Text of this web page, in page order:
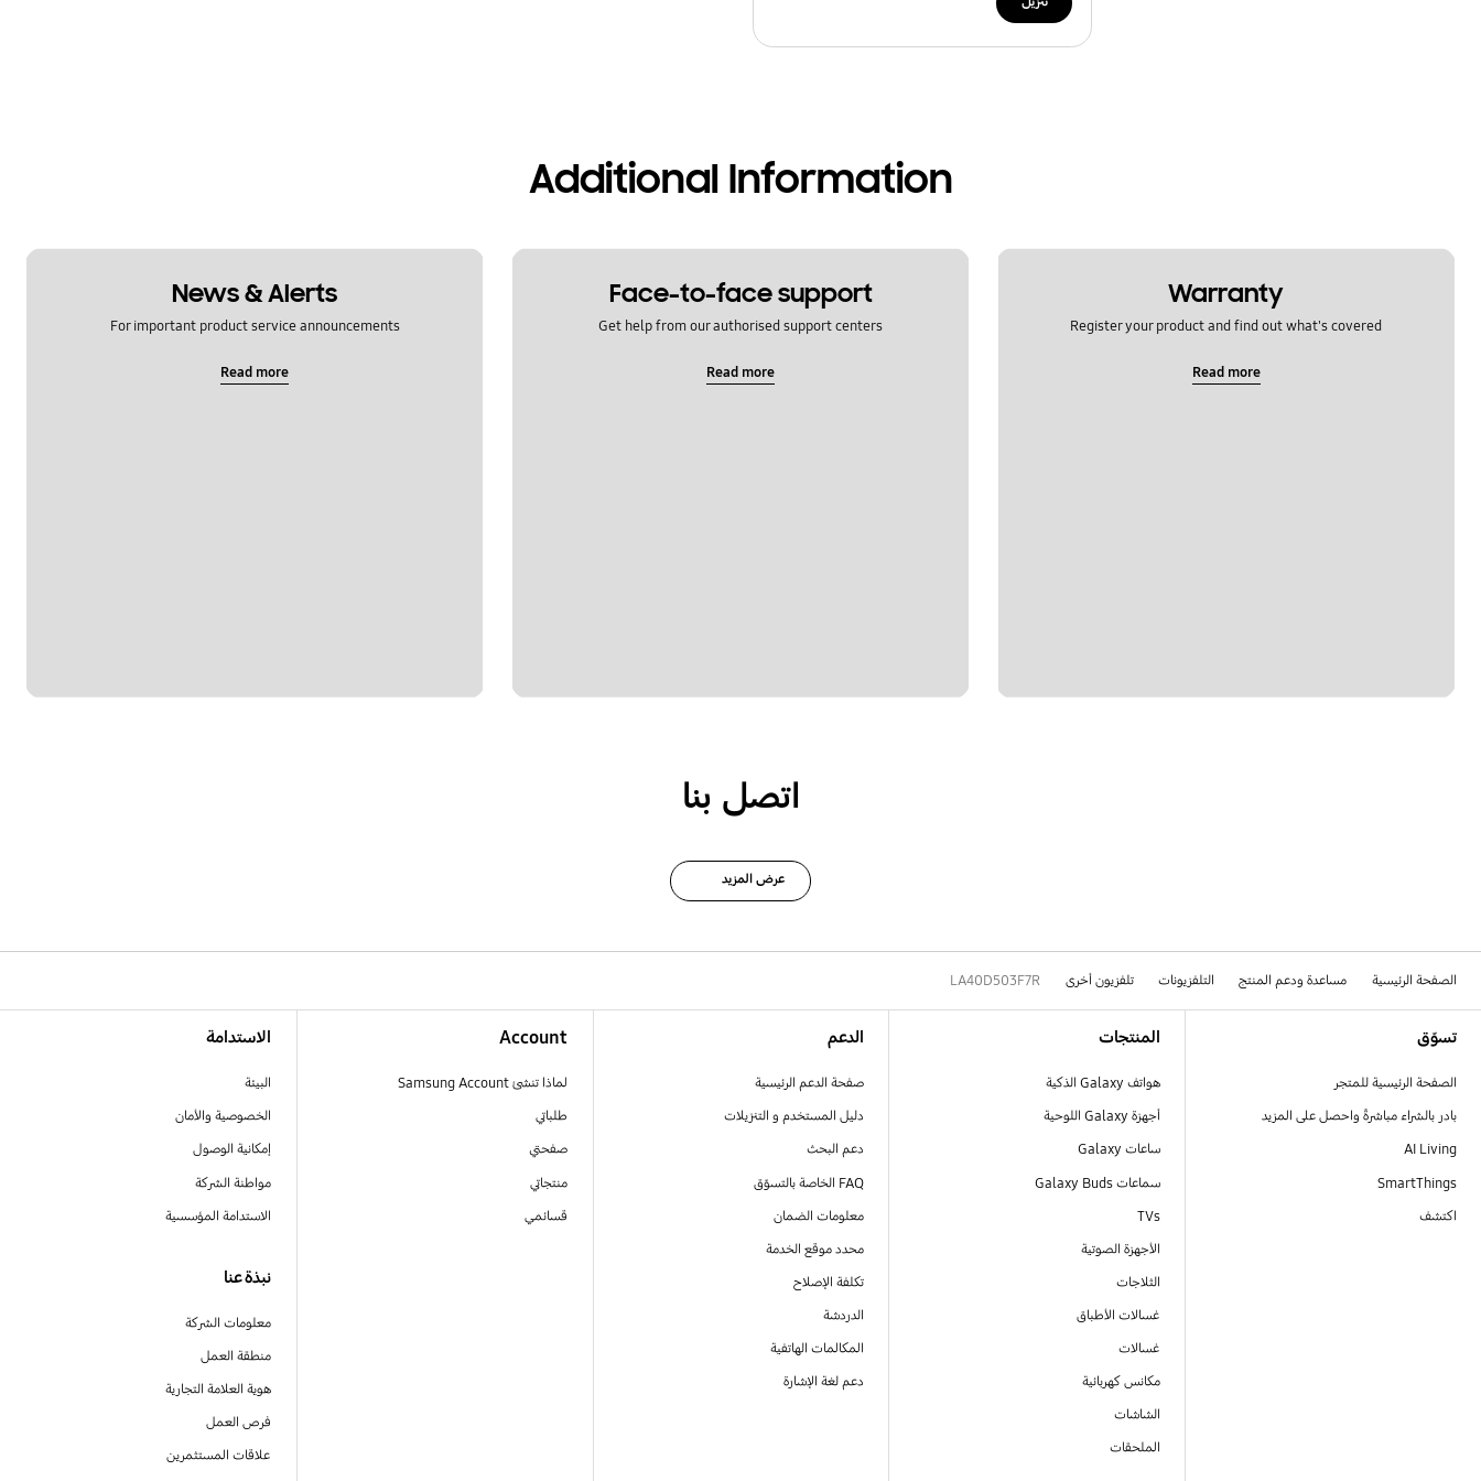
Additional Information
Warranty
Register your product and find out what's covered
Read more
Face-to-face support
Get help from our authorised support centers
Read more
News & Alerts
For important product service announcements
Read more
اتصل بنا
عرض المزيد
الصفحة الرئيسية مساعدة ودعم المنتج التلفزيونات تلفزيون أخرى LA40D503F7R
تسوّق
الصفحة الرئيسية للمتجر
بادر بالشراء مباشرةً واحصل على المزيد
AI Living
SmartThings
اكتشف
المنتجات
هواتف Galaxy الذكية
أجهزة Galaxy اللوحية
ساعات Galaxy
سماعات Galaxy Buds
TVs
الأجهزة الصوتية
الثلاجات
غسالات الأطباق
غسالات
مكانس كهربائية
الشاشات
الملحقات
الدعم
صفحة الدعم الرئيسية
دليل المستخدم و التنزيلات
دعم البحث
FAQ الخاصة بالتسوّق
معلومات الضمان
محدد موقع الخدمة
تكلفة الإصلاح
الدردشة
المكالمات الهاتفية
دعم لغة الإشارة
Account
لماذا تنشئ Samsung Account
طلباتي
صفحتي
منتجاتي
قسائمي
الاستدامة
البيئة
الخصوصية والأمان
إمكانية الوصول
مواطنة الشركة
الاستدامة المؤسسية
نبذة عنا
معلومات الشركة
منطقة العمل
هوية العلامة التجارية
فرص العمل
علاقات المستثمرين